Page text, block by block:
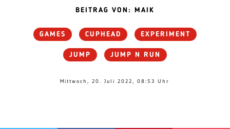
BEITRAG VON: MAIK
GAMES CUPHEAD EXPERIMENT
JUMP JUMP N RUN
Mittwoch, 20. Juli 2022, 08:53 Uhr